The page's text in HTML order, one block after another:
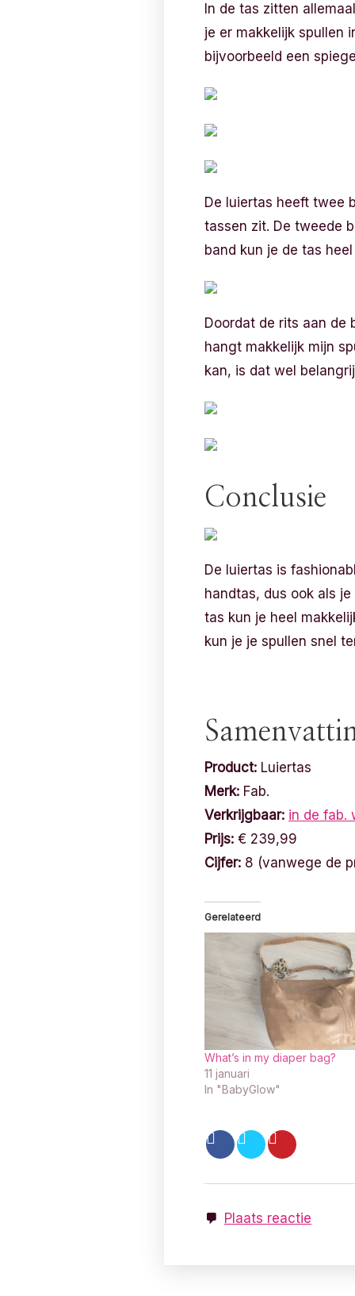
In de tas zitten
je er makkelijk spullen
bijvoorbeeld een
De luiertas heeft twee
tassen zit. De tweede
band kun je de tas
Doordat de rits aan de
hangt makkelijk mijn
kan, is dat wel
Conclusie
De luiertas is
handtas, dus ook als
tas kun je heel
kun je je spullen snel
Product: Luiertas
Merk: Fab.
Verkrijgbaar: in de fab.
Prijs: € 239,99
Cijfer: 8 (vanwege de
Gerelateerd
What’s in my diaper bag?
11 januari
In "BabyGlow"
Plaats reactie